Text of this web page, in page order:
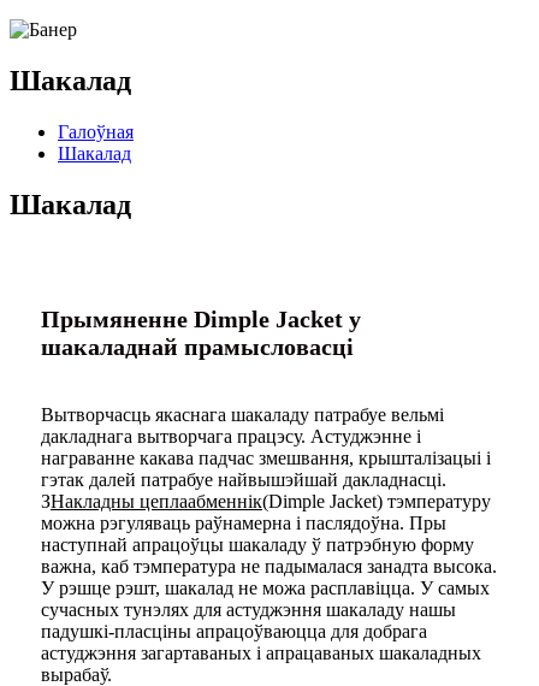
Шакалад
Галоўная
Шакалад
Шакалад
Прымяненне Dimple Jacket у
шакаладнай прамысловасці
Вытворчасць якаснага шакаладу патрабуе вельмі
дакладнага вытворчага працэсу. Астуджэнне і
награванне какава падчас змешвання, крышталізацыі і
гэтак далей патрабуе найвышэйшай дакладнасці.
ЗНакладны цеплаабменнік(Dimple Jacket) тэмпературу
можна рэгуляваць раўнамерна і паслядоўна. Пры
наступнай апрацоўцы шакаладу ў патрэбную форму
важна, каб тэмпература не падымалася занадта высока.
У рэшце рэшт, шакалад не можа расплавіцца. У самых
сучасных тунэлях для астуджэння шакаладу нашы
падушкі-пласціны апрацоўваюцца для добрага
астуджэння загартаваных і апрацаваных шакаладных
вырабаў.